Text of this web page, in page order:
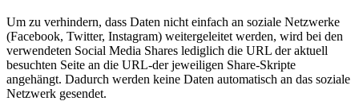
Um zu verhindern, dass Daten nicht einfach an soziale Netzwerke
(Facebook, Twitter, Instagram) weitergeleitet werden, wird bei den
verwendeten Social Media Shares lediglich die URL der aktuell
besuchten Seite an die URL-der jeweiligen Share-Skripte
angehängt. Dadurch werden keine Daten automatisch an das soziale
Netzwerk gesendet.